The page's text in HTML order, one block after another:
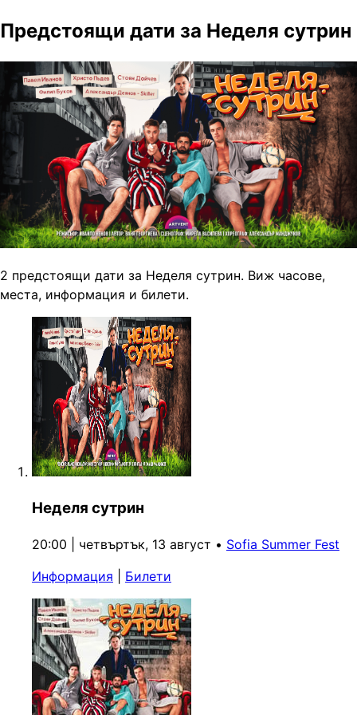
Предстоящи дати за Неделя сутрин
2 предстоящи дати за Неделя сутрин. Виж часове,
места, информация и билети.
Неделя сутрин
20:00 | четвъртък, 13 август • Sofia Summer Fest
Информация
Билети